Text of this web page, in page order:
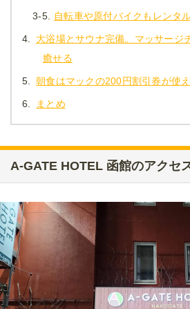
3-5. 自転車や原付バイクもレンタ
4.
大浴場とサウナ完備。マッサージ
癒せる
5. 朝食はマックの200円割引券が使
6. まとめ
A-GATE HOTEL 函館のアクセ